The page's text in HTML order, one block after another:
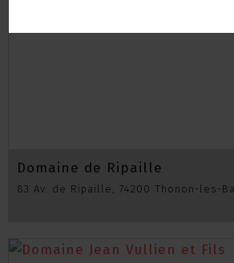
Domaine de Ripaille
83 Av. de Ripaille, 74200 Thonon-les-